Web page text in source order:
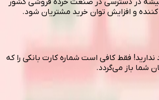
و افزایش توان خرید مشتریان شود.
فقط کافی است شماره کارت بانکی را که